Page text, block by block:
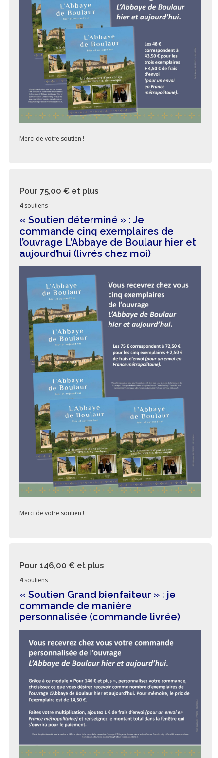
Merci de votre soutien !
Pour 75,00 € et plus
4 soutiens
« Soutien déterminé » : Je
commande cinq exemplaires de
l’ouvrage L’Abbaye de Boulaur hier et
aujourd’hui (livrés chez moi)
Merci de votre soutien !
Pour 146,00 € et plus
4 soutiens
« Soutien Grand bienfaiteur » : je
commande de manière
personnalisée (commande livrée)